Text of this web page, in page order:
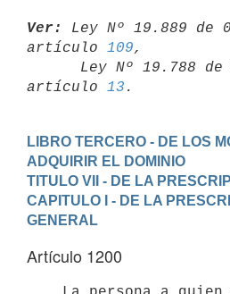
Ver:
Ley Nº 19.889 de
artículo 109,
artículo 13
LIBRO TERCERO - DE LOS
ADQUIRIR EL DOMINIO
TITULO VII - DE LA
CAPITULO I - DE LA
GENERAL
Artículo 1200